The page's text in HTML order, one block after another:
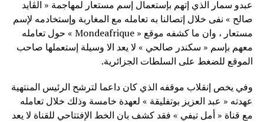
عبدو سمار الذي إتهم بإستعمال إسم مستعار لمهاجمة « الڨايد
صالح » نفى خلال إتصالنا به تعامله مع المغاربة وإستخادمه لإسم
مستعار ، وان ما كشفه موقع « Mondeafrique » حول تعامله
معهم بإسم « سكندر صالحي » لا يعد الا وسيلة إستعملها صاحب
الموقع للضغط على السلطات الجزائرية.
وفي يخص إنقلاب موقفه الذي كان داعما لترشح الرئيس المنتهية
عهدته « عبد العزيز بوتفليقة » لعهدة خامسة وذلك خلال تعامله
مع قناة « أمل تيفي » فقد كشف بان الخط الإفتتاحي للقناة لا يعد